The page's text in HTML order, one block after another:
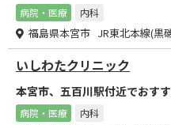
病院・医療 内科
福島県本宮市 JR東北本線(黒
いしわたクリニック
本宮市、五百川駅付近でおす
病院・医療 内科